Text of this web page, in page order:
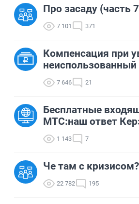
Про засаду (часть
7 101 371
Компенсация при
неиспользованный
7 646 21
Бесплатные
МТС:наш ответ
1 143 7
Че там с кризисом?
22 782 195